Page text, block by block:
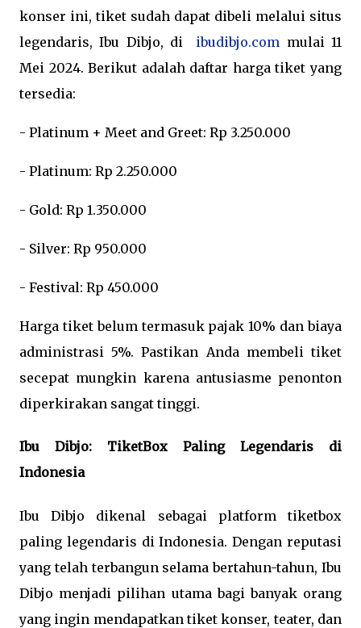
konser ini, tiket sudah dapat dibeli melalui situs
legendaris, Ibu Dibjo, di
ibudibjo.com mulai 11
Mei 2024. Berikut adalah daftar harga tiket yang
tersedia:
- Platinum + Meet and Greet: Rp 3.250.000
- Platinum: Rp 2.250.000
- Gold: Rp 1.350.000
- Silver: Rp 950.000
- Festival: Rp 450.000
Harga tiket belum termasuk pajak 10% dan biaya
administrasi 5%. Pastikan Anda membeli tiket
secepat mungkin karena antusiasme penonton
diperkirakan sangat tinggi.
Ibu Dibjo: TiketBox Paling Legendaris di
Indonesia
Ibu Dibjo dikenal sebagai platform tiketbox
paling legendaris di Indonesia. Dengan reputasi
yang telah terbangun selama bertahun-tahun, Ibu
Dibjo menjadi pilihan utama bagi banyak orang
yang ingin mendapatkan tiket konser, teater, dan